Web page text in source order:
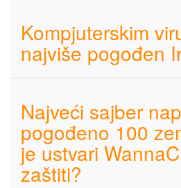
Kompjuterskim
najviše pogođen
Najveći sajber
pogođeno 100
je ustvari
zaštiti?